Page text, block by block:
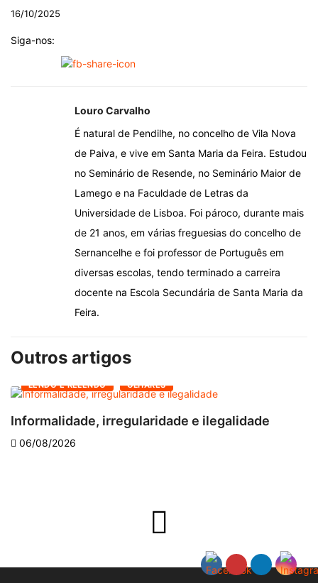
16/10/2025
Siga-nos:
Louro Carvalho
É natural de Pendilhe, no concelho de Vila Nova
de Paiva, e vive em Santa Maria da Feira. Estudou
no Seminário de Resende, no Seminário Maior de
Lamego e na Faculdade de Letras da
Universidade de Lisboa. Foi pároco, durante mais
de 21 anos, em várias freguesias do concelho de
Sernancelhe e foi professor de Português em
diversas escolas, tendo terminado a carreira
docente na Escola Secundária de Santa Maria da
Feira.
Outros artigos
LENDO E RELENDO OLHARES
Informalidade, irregularidade e ilegalidade
06/08/2026